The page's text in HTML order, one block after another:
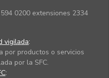
0200 extensiones 2334
vigilada:
por productos o servicios
por la SFC.
: